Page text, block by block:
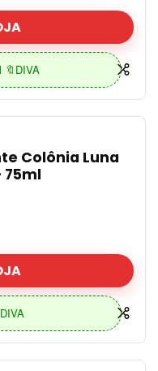
🔖DIVA
Colônia Luna
75ml